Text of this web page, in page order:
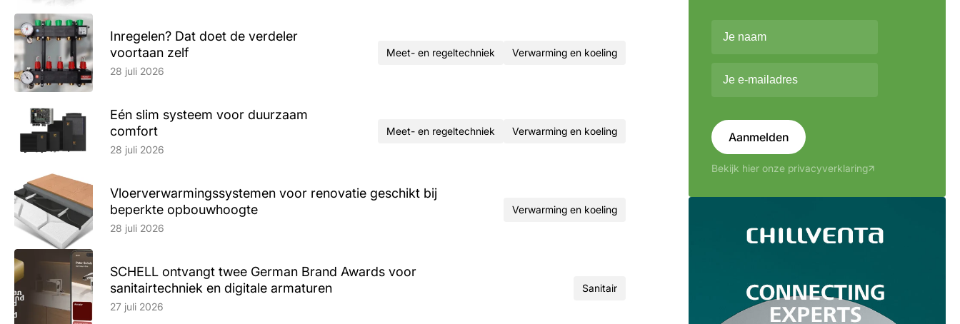
Inregelen? Dat doet de verdeler
voortaan zelf
Lees artikel
28 juli 2026
Meet- en regeltechniek Verwarming en koeling
Eén slim systeem voor duurzaam
comfort
Lees artikel
28 juli 2026
Meet- en regeltechniek Verwarming en koeling
Vloerverwarmingssystemen voor renovatie geschikt bij
beperkte opbouwhoogte
Lees artikel
28 juli 2026
Verwarming en koeling
SCHELL ontvangt twee German Brand Awards voor
sanitairtechniek en digitale armaturen
Lees artikel
27 juli 2026
Sanitair
Aanmelden
Bekijk hier onze privacyverklaring